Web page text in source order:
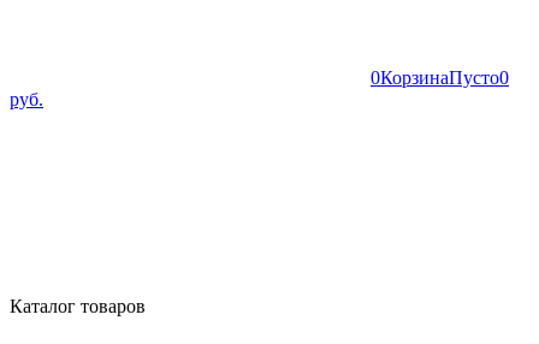
0КорзинаПусто0
руб.
Каталог товаров